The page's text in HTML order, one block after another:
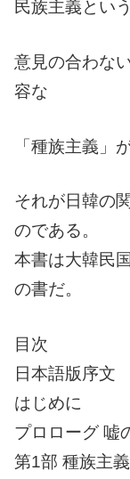
民族主義とい
意見の合わな
容な
「種族主義」
それが日韓の
のである。
本書は大韓民
の書だ。
目次
日本語版序文
はじめに
プロローグ 嘘
第1部 種族主